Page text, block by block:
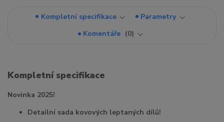
Kompletní specifikace
Parametry
Komentáře
0
Kompletní specifikace
Novinka 2025!
Detailní sada kovových leptaných dílů!